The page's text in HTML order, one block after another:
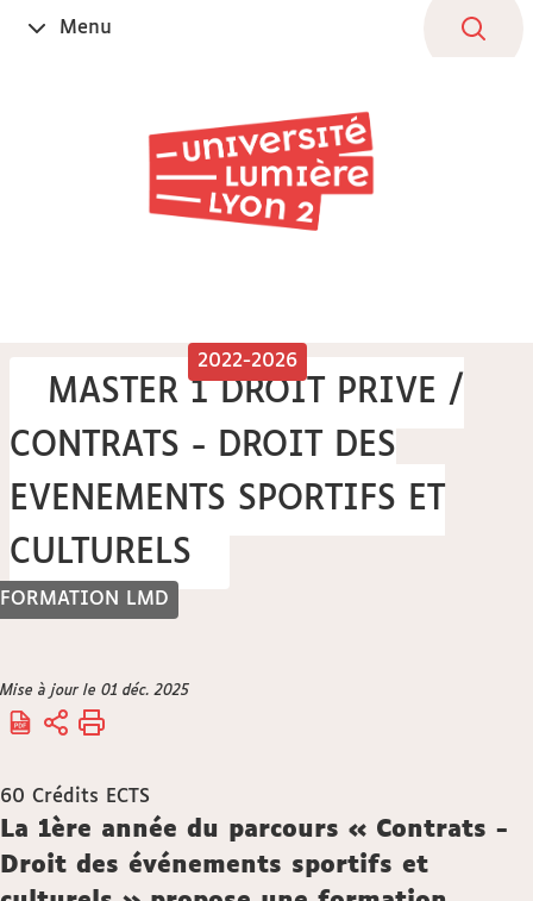
OuvrirMenu
FORMATION LMD
2022-2026
MASTER 1 DROIT PRIVE /
CONTRATS - DROIT DES
EVENEMENTS SPORTIFS ET
CULTURELS
Vous
êtes
Accueil
Mise à jour le 01 déc. 2025
60 Crédits ECTS
Description
La 1ère année du parcours « Contrats -
Droit des événements sportifs et